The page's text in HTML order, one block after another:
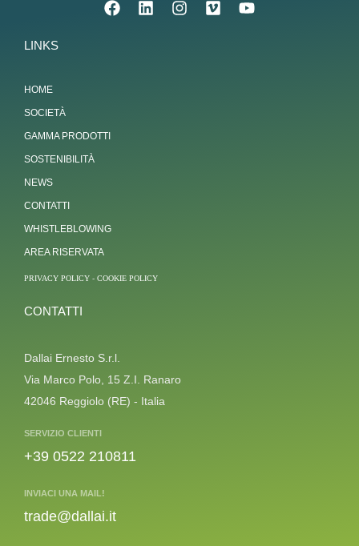
LINKS
HOME
SOCIETÀ
GAMMA PRODOTTI
SOSTENIBILITÀ
NEWS
CONTATTI
WHISTLEBLOWING
AREA RISERVATA
PRIVACY POLICY - COOKIE POLICY
CONTATTI
Dallai Ernesto S.r.l.
Via Marco Polo, 15 Z.I. Ranaro
42046 Reggiolo (RE) - Italia
SERVIZIO CLIENTI
+39 0522 210811
INVIACI UNA MAIL!
trade@dallai.it